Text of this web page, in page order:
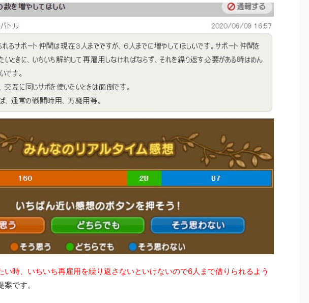
い時、いちいち再雇用を繰り返さないといけないので6人まで借りられるよう
案です。